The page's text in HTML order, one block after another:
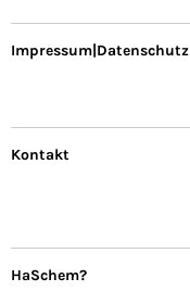
Impressum|Datenschutz
Kontakt
HaSchem?